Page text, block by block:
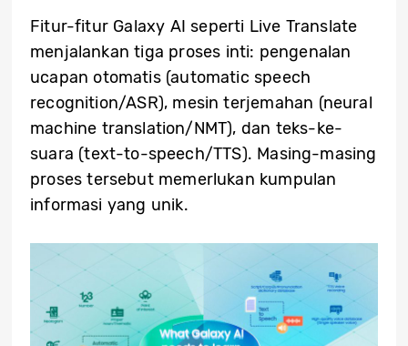
Fitur-fitur Galaxy AI seperti Live Translate
menjalankan tiga proses inti: pengenalan
ucapan otomatis (automatic speech
recognition/ASR), mesin terjemahan (neural
machine translation/NMT), dan teks-ke-
suara (text-to-speech/TTS). Masing-masing
proses tersebut memerlukan kumpulan
informasi yang unik.